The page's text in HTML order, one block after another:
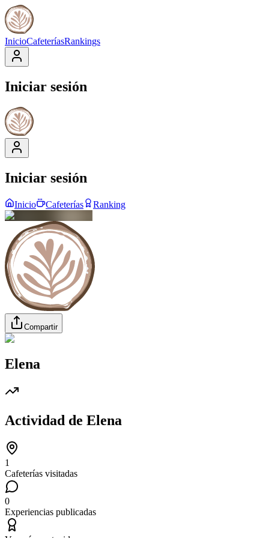
InicioCafeteríasRankings
Iniciar sesión
Iniciar sesión
Inicio Cafeterías Ranking
Compartir
Elena
Actividad de Elena
1
Cafeterías visitadas
0
Experiencias publicadas